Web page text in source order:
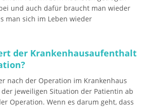
und auch dafür braucht man wieder
man sich im Leben wieder
der Krankenhausaufenthalt
nach der Operation im Krankenhaus
jeweiligen Situation der Patientin ab
Operation. Wenn es darum geht, dass